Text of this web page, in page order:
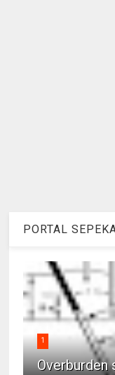
PORTAL
1
Overburden